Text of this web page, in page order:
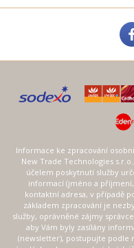
Informace ke zpracování
New Trade Technologies
účelem poskytnutí služby
informací (jméno a
kontaktní adresa, v případě
základem zpracování je
služby, oprávněné zájmy
aby Vám byly zasílány
(newsletter), postupujte podle